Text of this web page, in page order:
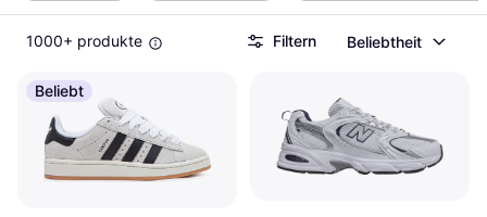
findest du schnell die Schuhe, die am besten zu dir passen.
Lies die Bewertungen anderer Nutzer, um mehr über deren
Erfahrungen zu erfahren und die richtige Entscheidung zu
treffen. Starte deine Suche hier und finde die Schuhe, die
perfekt zu deinem Stil passen.
Mehr über schuhe »
1000+ produkte Filtern Beliebtheit
Beliebt